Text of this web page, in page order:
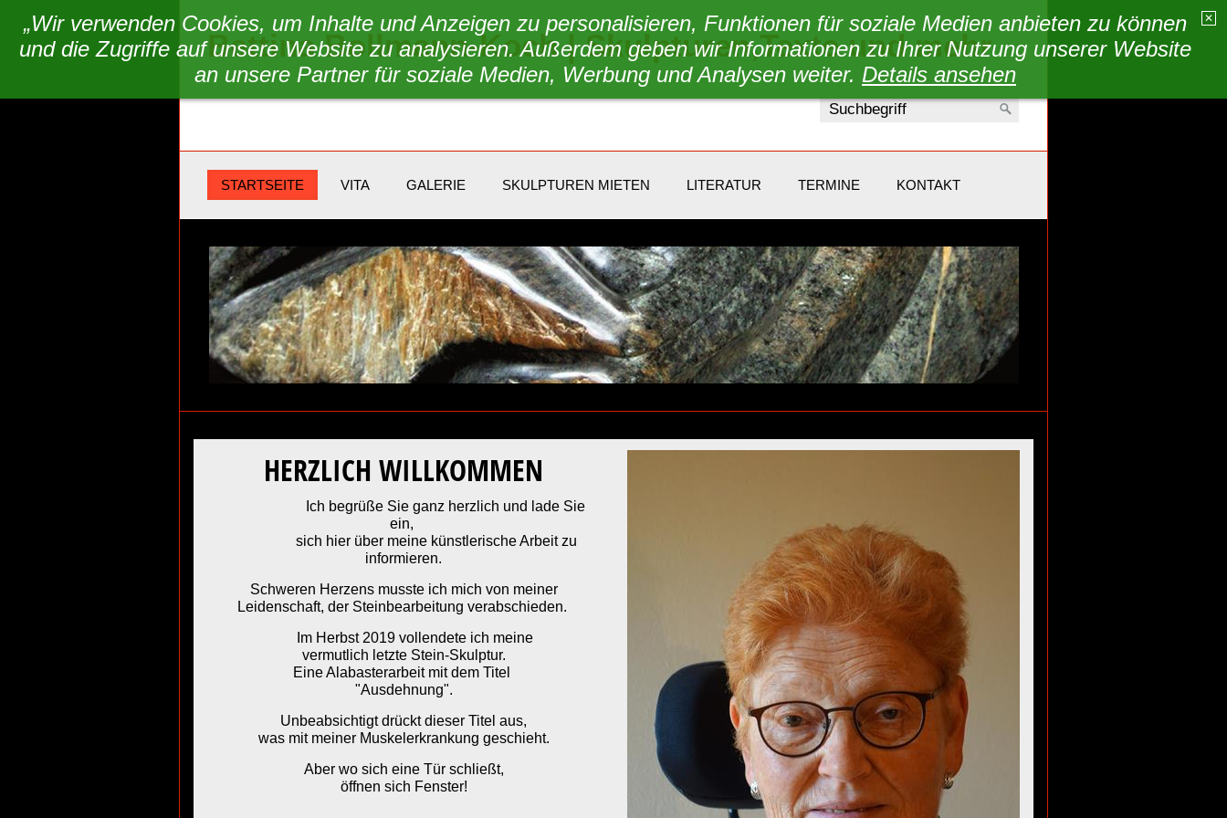
✕
„Wir verwenden Cookies, um Inhalte und Anzeigen zu personalisieren, Funktionen für soziale Medien anbieten zu können
und die Zugriffe auf unsere Website zu analysieren. Außerdem geben wir Informationen zu Ihrer Nutzung unserer Website
an unsere Partner für soziale Medien, Werbung und Analysen weiter. Details ansehen
Bettina Bollmann-Koch | Skulpturen,Texte und mehr
STARTSEITE VITA GALERIE SKULPTUREN MIETEN LITERATUR TERMINE KONTAKT
HERZLICH WILLKOMMEN
Ich begrüße Sie ganz herzlich und lade Sie
ein,
sich hier über meine künstlerische Arbeit zu
informieren.
Schweren Herzens musste ich mich von meiner
Leidenschaft, der Steinbearbeitung verabschieden.
Im Herbst 2019 vollendete ich meine
vermutlich letzte Stein-Skulptur.
Eine Alabasterarbeit mit dem Titel
"Ausdehnung".
Unbeabsichtigt drückt dieser Titel aus,
was mit meiner Muskelerkrankung geschieht.
Aber wo sich eine Tür schließt,
öffnen sich Fenster!